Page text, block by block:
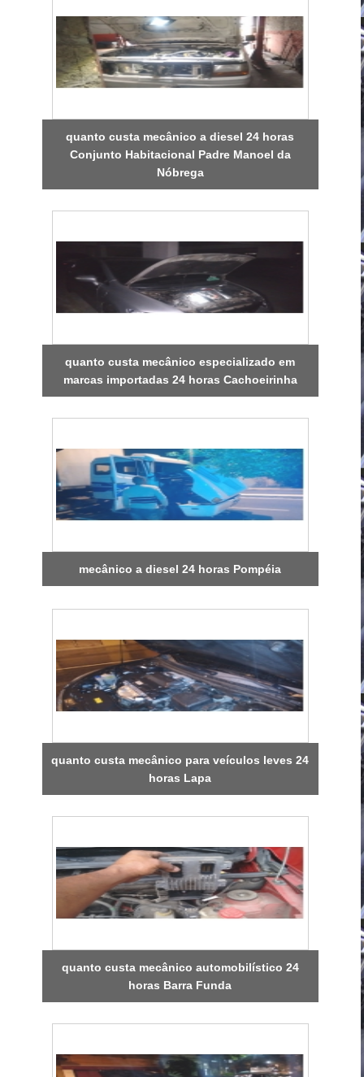
quanto custa mecânico a diesel 24 horas
Conjunto Habitacional Padre Manoel da
Nóbrega
quanto custa mecânico especializado em
marcas importadas 24 horas Cachoeirinha
mecânico a diesel 24 horas Pompéia
quanto custa mecânico para veículos leves 24
horas Lapa
quanto custa mecânico automobilístico 24
horas Barra Funda